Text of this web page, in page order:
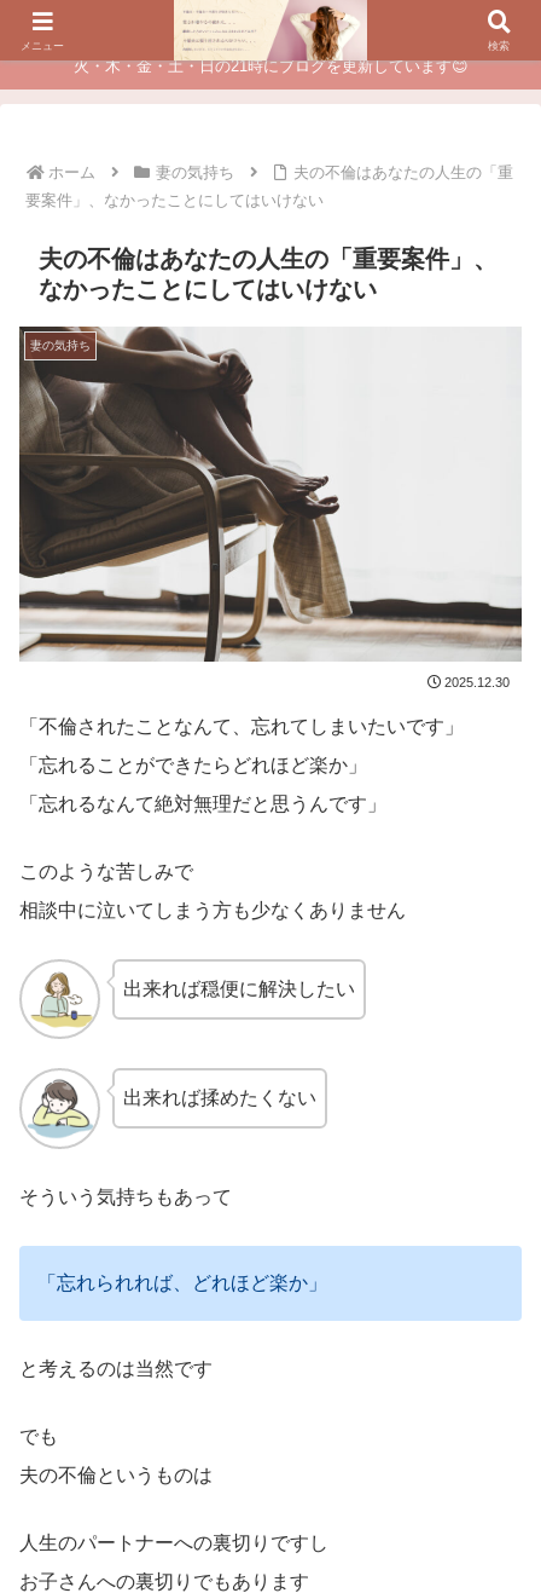
夫に不倫されたつらい経験が、あなたのチャンスに変わるカウンセリング
火・木・金・土・日の21時にブログを更新しています😊
ホーム 妻の気持ち
夫の不倫はあなたの人生の「重
要案件」、なかったことにしてはいけない
夫の不倫はあなたの人生の「重要案件」、
なかったことにしてはいけない
妻の気持ち
2025.12.30
「不倫されたことなんて、忘れてしまいたいです」
「忘れることができたらどれほど楽か」
「忘れるなんて絶対無理だと思うんです」
このような苦しみで
相談中に泣いてしまう方も少なくありません
出来れば穏便に解決したい
出来れば揉めたくない
そういう気持ちもあって
「忘れられれば、どれほど楽か」
と考えるのは当然です
でも
夫の不倫というものは
人生のパートナーへの裏切りですし
お子さんへの裏切りでもあります
メニュー 検索